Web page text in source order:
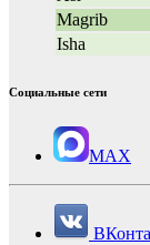
Magrib
Isha
Социальные сети
MAX